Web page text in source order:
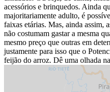
acessórios e brinquedos. Ainda
majoritariamente adulto, é
faixas etárias. Mas, ainda assim,
não costumam gastar a mesma
mesmo preço que outras em
justamente para isso que o
feijão do arroz. Dê uma olhada